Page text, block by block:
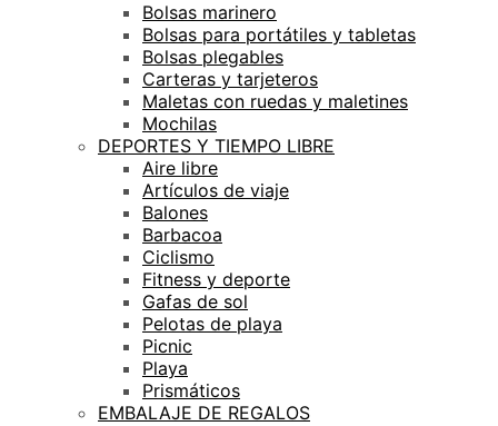
Bolsas marinero
Bolsas para portátiles y tabletas
Bolsas plegables
Carteras y tarjeteros
Maletas con ruedas y maletines
Mochilas
DEPORTES Y TIEMPO LIBRE
Aire libre
Artículos de viaje
Balones
Barbacoa
Ciclismo
Fitness y deporte
Gafas de sol
Pelotas de playa
Picnic
Playa
Prismáticos
EMBALAJE DE REGALOS